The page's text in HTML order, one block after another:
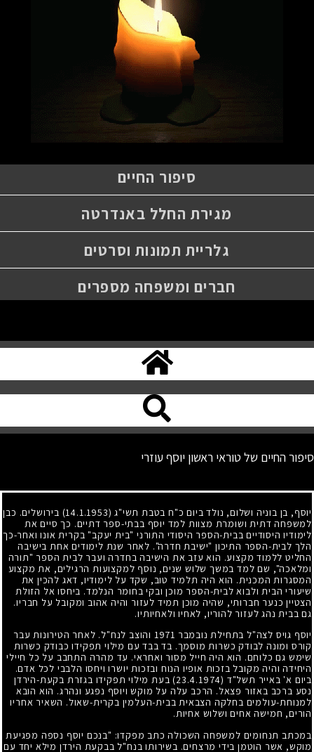
סיפור החיים
מגירת החלל באנדרטה
גלריית תמונות וסרטים
חברים ומשפחה מספרים
סיפור החיים של טוראי ראשון יוסף עוזרי
יוסף, בן בוניה ושלום, נולד ביום כ"ח בטבת תשי"ג (14.1.1953)
בירושלים. כבן
למשפחה דתית ושומרת מצוות למד יוסף בבתי-ספר דתיים. כך סיים את
לימודיו היסודיים בבית-הספר היסודי התורני "בית יעקב" בקרית אונו ואחר-כך
הלך לבית-הספר התיכון "ישיבת חדרה". לאחר שנת לימודים אחת בישיבה
החליט ללמוד מקצוע. הוא עזב את הישיבה בחדרה ועבר לבית הספר "תורה
ומלאכה", שם למד במשך שלוש שנים, נוסף למקצועות הרגילים, את מקצוע
המסגרות המכנית. הוא היה תלמיד טוב, שקד על לימודיו, דאג להכין את
שיעורי הבית ולבוא לבית-הספר מוכן ובקי בחומר הנלמד. ביחסו אל הזולת
הצטיין כנער חברותי, שהיה מוכן תמיד לעזור והיה אהוב ומקובל על חבריו.
גם בבית נהג לעזור להוריו, לאחיו ולאחיותיו.
יוסף גויס לצה"ל בתחילת נובמבר 1971 והוצב לנח"ל. לאחר הטירונות עבר
קורס ומונה לבודק כשרות מוסמך. בד בבד עם מילוי תפקידו כבודק כשרות
שימש גם כלוחם. הוא היה חייל מסור ואחראי. עד מהרה התחבב על כל חיילי
היחידה והיה מקובל בזכות אופיו הנוח ובזכות יושרו ויחסו הלבבי לכל אדם.
ביום א' באייר תשל"ד (23.4.1974)
בעת מילוי תפקידו בגזרת בקעת-הירדן
נסע ברכב באזור פצאל. הרכב עלה על מוקש ויוסף נפגע ונהרג. הוא הובא
למנוחת-עולמים בחלקה הצבאית בבית-העלמין בקרית-שאול. השאיר אחריו
הורים, חמישה אחים ושלוש אחיות.
במכתב תנחומים למשפחה השכולה כתב מפקדו: "בנכם יוסף נספה מפגיעת
מוקש, אשר הוטמן בידי מרצחים. בשירותו בנח"ל בבקעת הירדן מילא יחד עם